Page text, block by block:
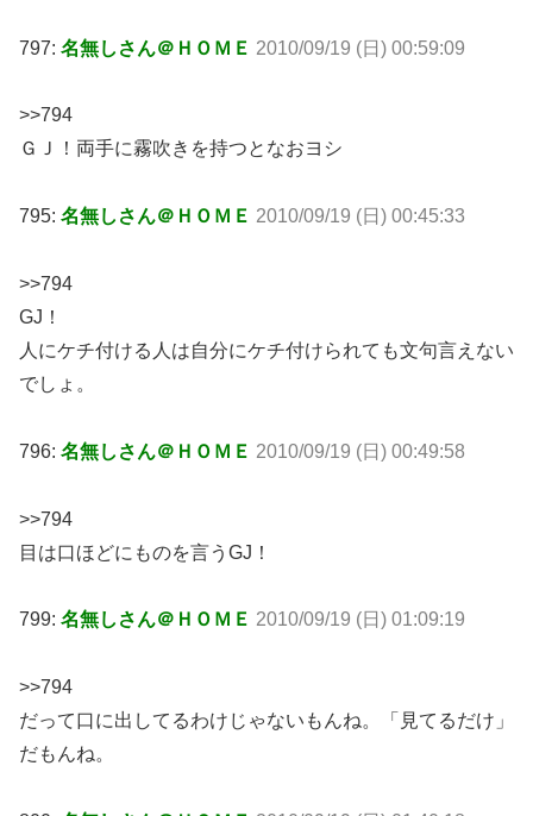
797: 名無しさん＠ＨＯＭＥ 2010/09/19 (日) 00:59:09
>>794
ＧＪ！両手に霧吹きを持つとなおヨシ
795: 名無しさん＠ＨＯＭＥ 2010/09/19 (日) 00:45:33
>>794
GJ！
人にケチ付ける人は自分にケチ付けられても文句言えない
でしょ。
796: 名無しさん＠ＨＯＭＥ 2010/09/19 (日) 00:49:58
>>794
目は口ほどにものを言うGJ！
799: 名無しさん＠ＨＯＭＥ 2010/09/19 (日) 01:09:19
>>794
だって口に出してるわけじゃないもんね。「見てるだけ」
だもんね。